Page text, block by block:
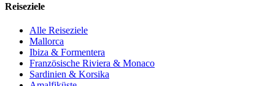
Reiseziele
Alle Reiseziele
Mallorca
Ibiza & Formentera
Französische Riviera & Monaco
Sardinien & Korsika